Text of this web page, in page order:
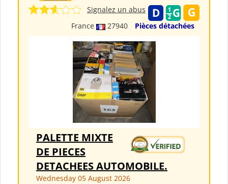
France 27940 Pièces détachées
Signalez un abus
PALETTE MIXTE
DE PIECES
DETACHEES AUTOMOBILE.
Wednesday 05 August 2026